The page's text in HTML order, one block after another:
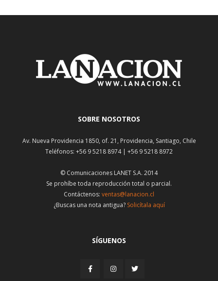
SOBRE NOSOTROS
Av. Nueva Providencia 1850, of. 21, Providencia, Santiago, Chile
Teléfonos: +56 9 5218 8974 | +56 9 5218 8972
© Comunicaciones LANET S.A. 2014
Se prohíbe toda reproducción total o parcial.
Contáctenos: ventas@lanacion.cl
¿Buscas una nota antigua? Solicítala aquí
SÍGUENOS